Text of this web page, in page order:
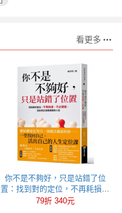
看更多
你不是不夠好，只是站錯了位
置：找到對的定位，不再耗損、
不必硬撐，活出真正自我成就的
79折 340元